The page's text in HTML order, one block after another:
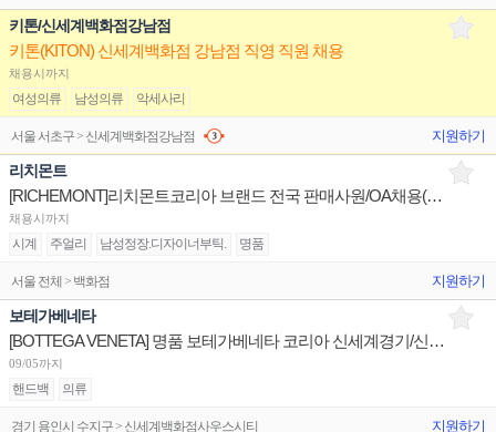
키톤/신세계백화점강남점
키톤(KITON) 신세계백화점 강남점 직영 직원 채용
채용시까지
여성의류 남성의류 악세사리
서울 서초구 > 신세계백화점강남점 지원하기
리치몬트
[RICHEMONT]리치몬트코리아 브랜드 전국 판매사원/OA채용(까르띠에,반클리프,알라이아,끌로에,델보 등)
채용시까지
시계 주얼리 남성정장.디자이너부틱. 명품
서울 전체 > 백화점 지원하기
보테가베네타
[BOTTEGA VENETA] 명품 보테가베네타 코리아 신세계경기/신세계대전 판매사원 채용
09/05까지
핸드백 의류
경기 용인시 수지구 > 신세계백화점사우스시티 지원하기